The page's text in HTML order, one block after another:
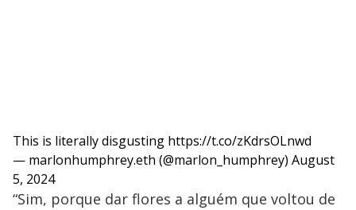
This is literally disgusting https://t.co/zKdrsOLnwd
— marlonhumphrey.eth (@marlon_humphrey) August
5, 2024
“Sim, porque dar flores a alguém que voltou de